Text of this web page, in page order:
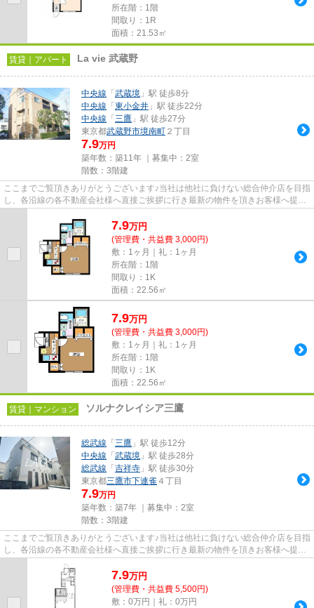
所在階：1階
間取り：1R
面積：21.53㎡
賃貸｜アパート La vie 武蔵野
中央線 「 武蔵境 」駅 徒歩8分
中央線 「 東小金井 」駅 徒歩22分
中央線 「 三鷹 」駅 徒歩27分
東京都武蔵野市境南町 ２丁目
7.9万円
築年数：築11年 ｜募集中： 2室
階数：3階建
ここまでご覧頂きありがとうございます♪当社は他社に負けない総合仲介店を目指
し、各沿線の各不動産会社様へ直接ご挨拶に行き最新の物件を頂きお客様へ提供
7.9万円
(管理費・共益費 3,000円)
敷：1ヶ月｜礼：1ヶ月
所在階：1階
間取り：1K
面積：22.56㎡
7.9万円
(管理費・共益費 3,000円)
敷：1ヶ月｜礼：1ヶ月
所在階：1階
間取り：1K
面積：22.56㎡
賃貸｜マンション ソルナクレイシア三鷹
総武線 「 三鷹 」駅 徒歩12分
中央線 「 武蔵境 」駅 徒歩28分
総武線 「 吉祥寺 」駅 徒歩30分
東京都三鷹市下連雀 ４丁目
7.9万円
築年数：築7年 ｜募集中： 2室
階数：3階建
ここまでご覧頂きありがとうございます♪当社は他社に負けない総合仲介店を目指
し、各沿線の各不動産会社様へ直接ご挨拶に行き最新の物件を頂きお客様へ提供
しております！最新の情報は...
7.9万円
(管理費・共益費 5,500円)
敷：0万円｜礼：0万円